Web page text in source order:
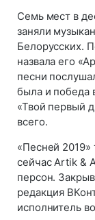
Семь мест в
заняли
Белорусских.
назвала его
песни
была и победа
«Твой первый
всего.
«Песней 2019»
сейчас Artik &
персон.
редакция
исполнитель